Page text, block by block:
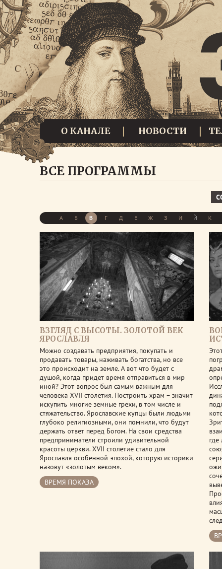
О КАНАЛЕ НОВОСТИ
ВСЕ ПРОГРАММЫ
А Б В Г Д Е Ж З И Й К
ВЗГЛЯД С ВЫСОТЫ. ЗОЛОТОЙ ВЕК
ЯРОСЛАВЛЯ
Можно создавать предприятия, покупать и
продавать товары, наживать богатства, но все
это происходит на земле. А вот что будет с
душой, когда придет время отправиться в мир
иной? Этот вопрос был самым важным для
человека XVII столетия. Построить храм – значит
искупить многие земные грехи, в том числе и
стяжательство. Ярославские купцы были людьми
глубоко религиозными, они помнили, что будут
держать ответ перед Богом. На свои средства
предприниматели строили удивительной
красоты церкви. XVII столетие стало для
Ярославля особенной эпохой, которую историки
назовут «золотым веком».
ВРЕМЯ ПОКАЗА